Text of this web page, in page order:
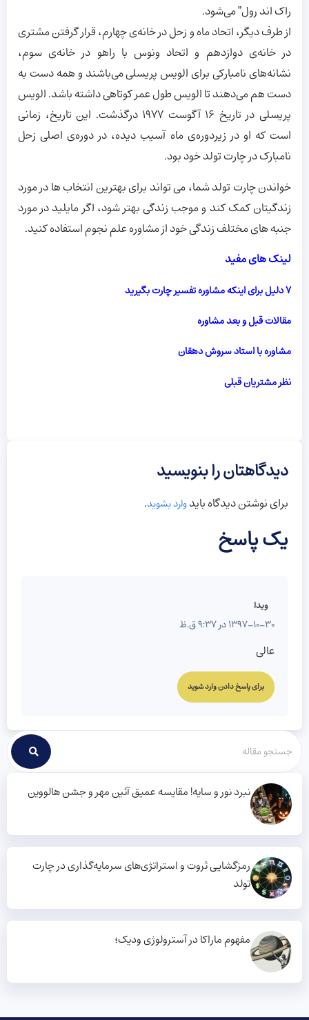
راک اند رول” می‌شود.
از طرف دیگر، اتحاد ماه و زحل در خانه‌ی چهارم، قرار گرفتن مشتری
در خانه‌ی دوازدهم و اتحاد ونوس با راهو در خانه‌ی سوم،
نشانه‌های نامبارکی برای الویس پریسلی می‌باشند و همه دست به
دست هم می‌دهند تا الویس طول عمر کوتاهی داشته باشد. الویس
پریسلی در تاریخ 16 آگوست 1977 درگذشت. این تاریخ، زمانی
است که او در زیردوره‌ی ماه آسیب دیده، در دوره‌ی اصلی زحل
نامبارک در چارت تولد خود بود.
خواندن چارت تولد شما، می تواند برای بهترین انتخاب ها در مورد
زندگیتان کمک کند و موجب زندگی بهتر شود، اگر مایلید در مورد
جنبه های مختلف زندگی خود از مشاوره علم نجوم استفاده کنید.
لینک های مفید
۷ دلیل برای اینکه مشاوره تفسیر چارت بگیرید
مقالات قبل و بعد مشاوره
مشاوره با استاد سروش دهقان
نظر مشتریان قبلی
یک پاسخ
ویدا
1397-10-30 در 9:37 ق.ظ
عالی
برای پاسخ دادن وارد شوید
دیدگاهتان را بنویسید
برای نوشتن دیدگاه بایدوارد بشوید.
نبرد نور و سایه! مقایسه عمیق آئین مهر و جشن هالووین
رمزگشایی ثروت و استراتژی‌های سرمایه‌گذاری در چارت
تولد
مفهوم ماراکا در آسترولوژی ودیک؛